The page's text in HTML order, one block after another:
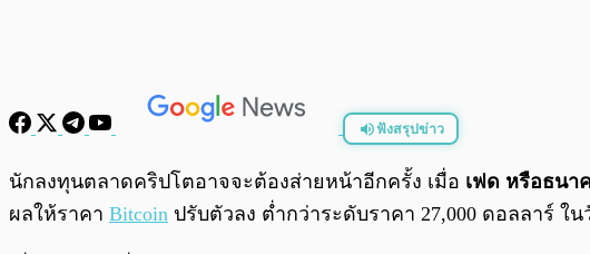
ฟังสรุปข่าว
นักลงทุนตลาดคริปโตอาจจะต้องส่ายหน้าอีกครั้ง เมื่อ เฟด หรือธนา
ผลให้ราคา Bitcoin ปรับตัวลง ต่ำกว่าระดับราคา 27,000 ดอลลาร์ ใ